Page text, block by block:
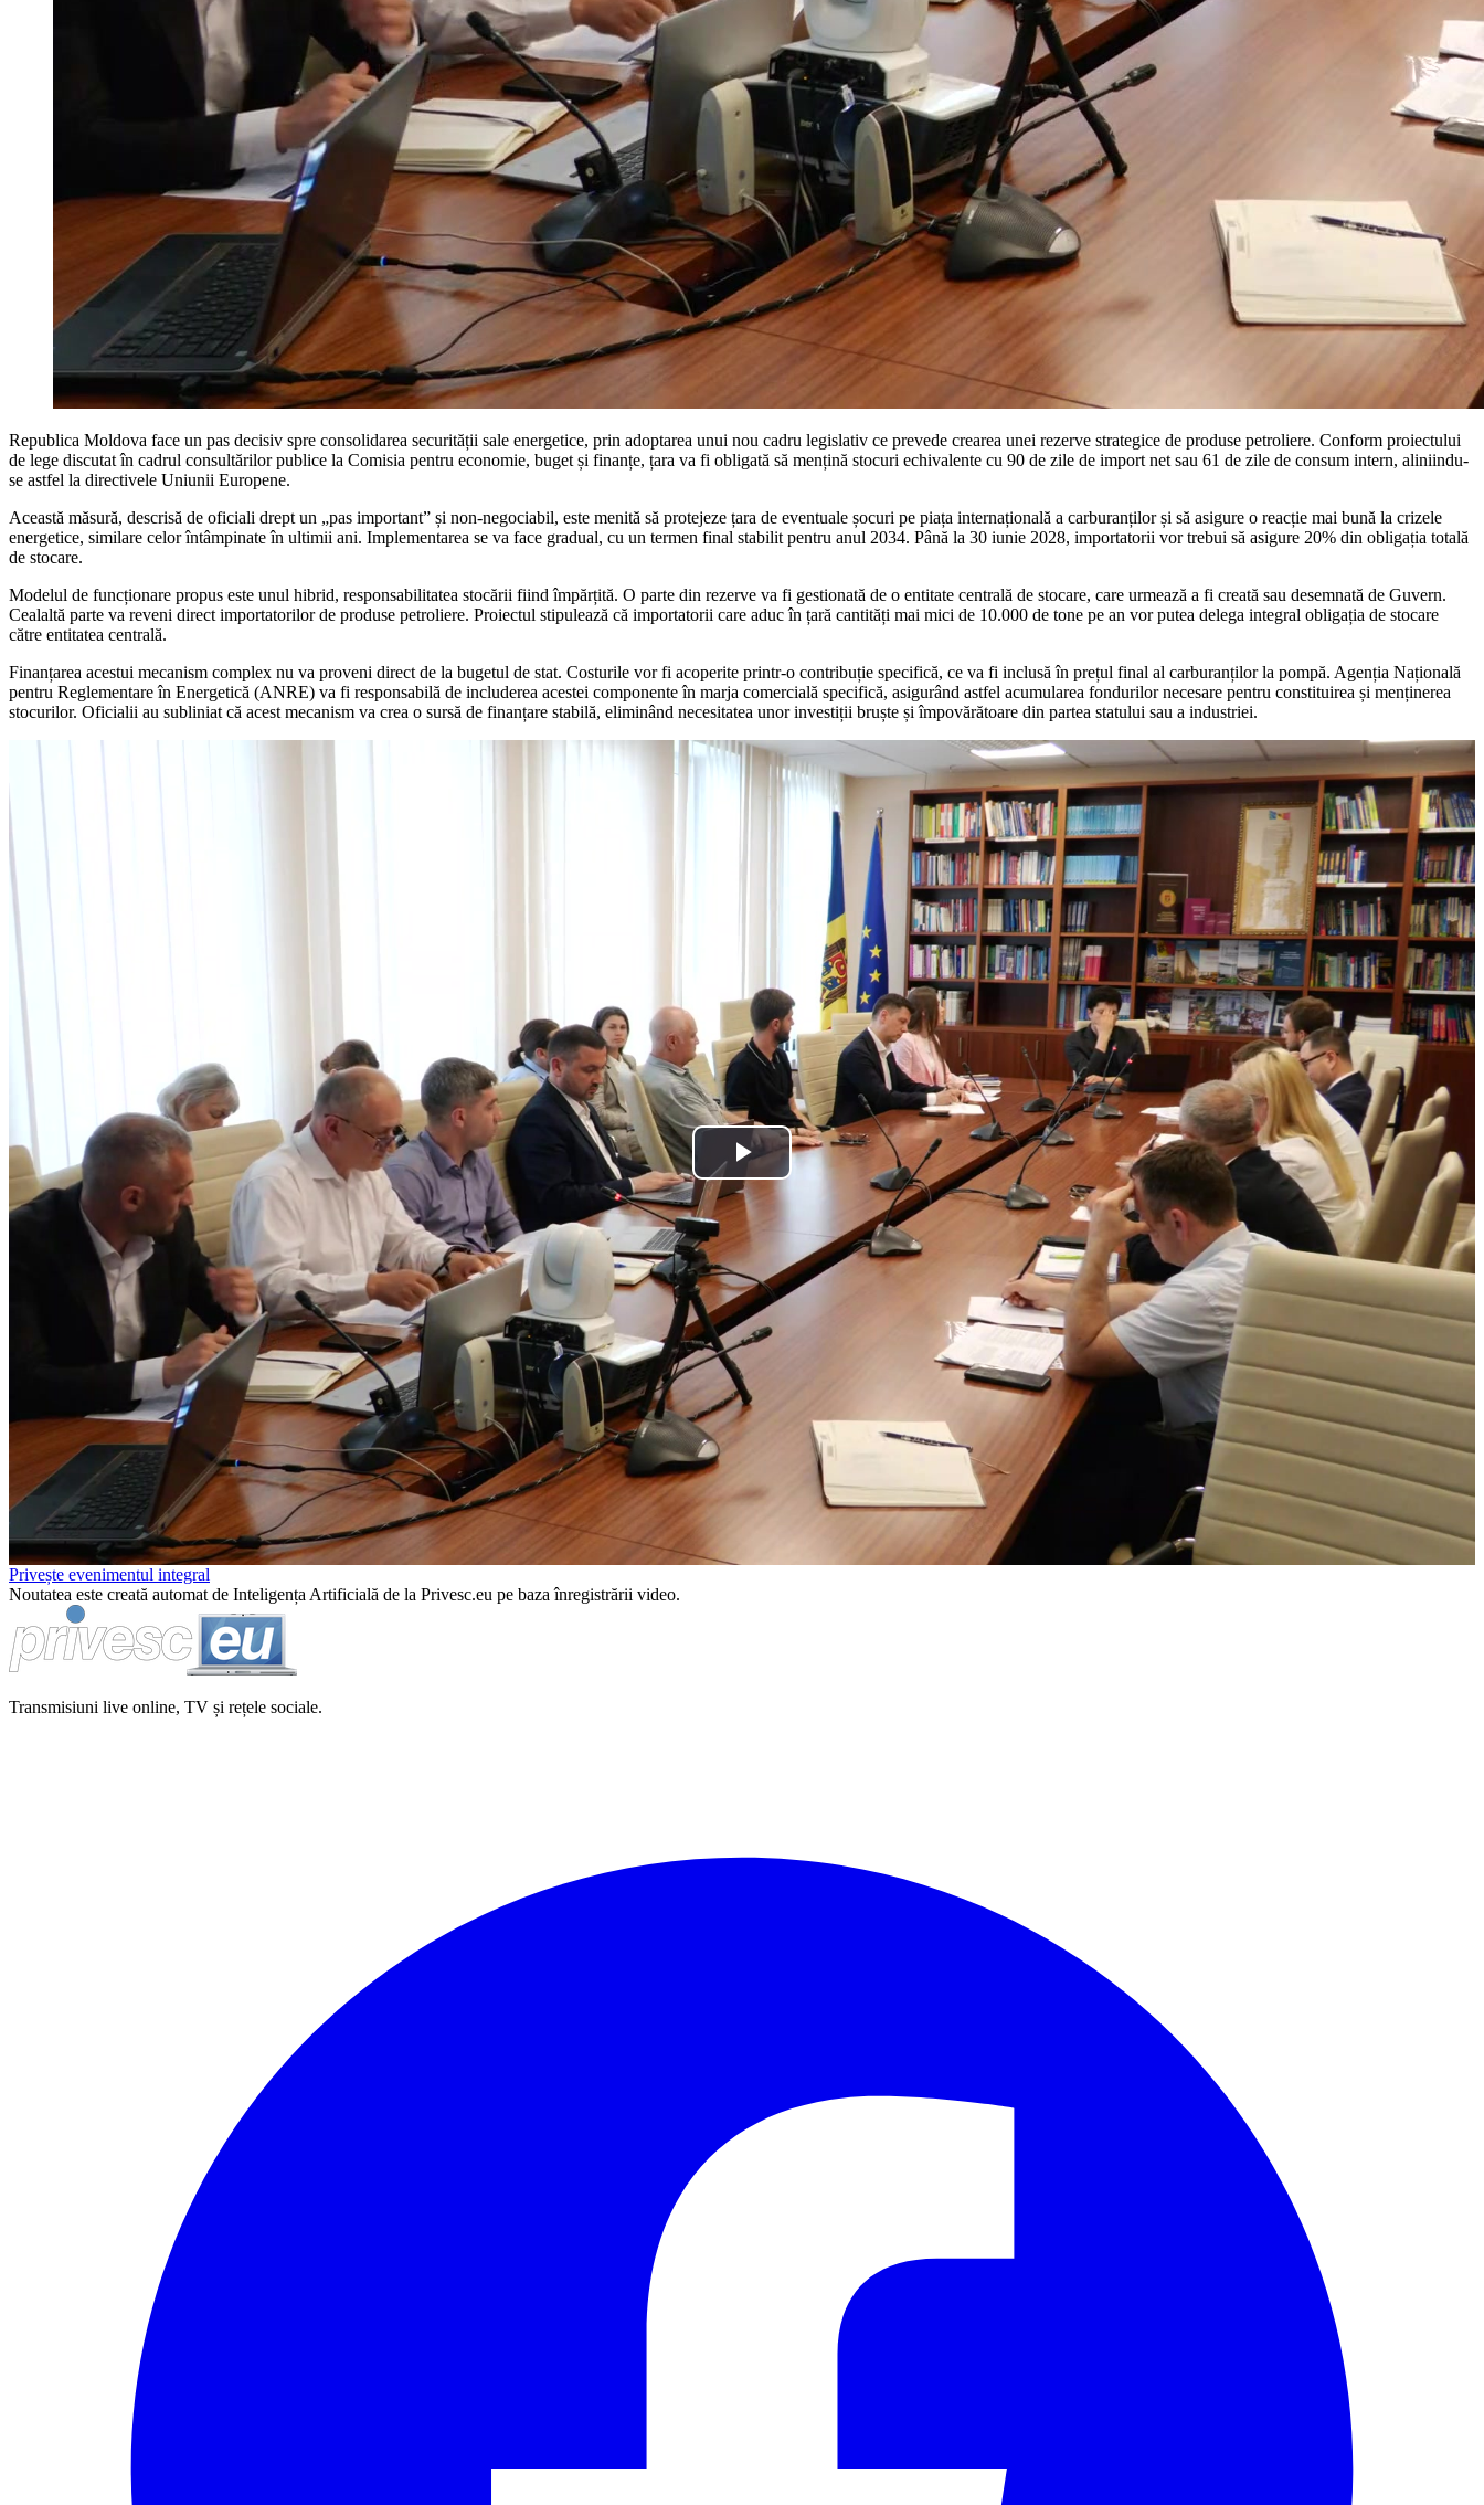
Republica Moldova face un pas decisiv spre consolidarea securității sale energetice, prin adoptarea unui nou cadru legislativ ce prevede crearea unei rezerve strategice de produse petroliere. Conform proiectului
de lege discutat în cadrul consultărilor publice la Comisia pentru economie, buget și finanțe, țara va fi obligată să mențină stocuri echivalente cu 90 de zile de import net sau 61 de zile de consum intern, aliniindu-
se astfel la directivele Uniunii Europene.
Această măsură, descrisă de oficiali drept un „pas important” și non-negociabil, este menită să protejeze țara de eventuale șocuri pe piața internațională a carburanților și să asigure o reacție mai bună la crizele
energetice, similare celor întâmpinate în ultimii ani. Implementarea se va face gradual, cu un termen final stabilit pentru anul 2034. Până la 30 iunie 2028, importatorii vor trebui să asigure 20% din obligația totală
de stocare.
Modelul de funcționare propus este unul hibrid, responsabilitatea stocării fiind împărțită. O parte din rezerve va fi gestionată de o entitate centrală de stocare, care urmează a fi creată sau desemnată de Guvern.
Cealaltă parte va reveni direct importatorilor de produse petroliere. Proiectul stipulează că importatorii care aduc în țară cantități mai mici de 10.000 de tone pe an vor putea delega integral obligația de stocare
către entitatea centrală.
Finanțarea acestui mecanism complex nu va proveni direct de la bugetul de stat. Costurile vor fi acoperite printr-o contribuție specifică, ce va fi inclusă în prețul final al carburanților la pompă. Agenția Națională
pentru Reglementare în Energetică (ANRE) va fi responsabilă de includerea acestei componente în marja comercială specifică, asigurând astfel acumularea fondurilor necesare pentru constituirea și menținerea
stocurilor. Oficialii au subliniat că acest mecanism va crea o sursă de finanțare stabilă, eliminând necesitatea unor investiții bruște și împovărătoare din partea statului sau a industriei.
Play
Video
Privește evenimentul integral
Noutatea este creată automat de Inteligența Artificială de la Privesc.eu pe baza înregistrării video.
Transmisiuni live online, TV și rețele sociale.